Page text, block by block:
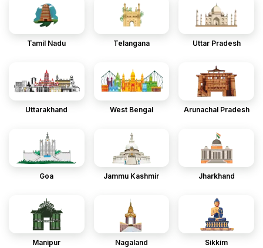
Tamil Nadu Telangana Uttar Pradesh
Uttarakhand West Bengal Arunachal Pradesh
Goa Jammu Kashmir Jharkhand
Manipur Nagaland Sikkim